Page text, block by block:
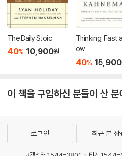
The Daily Stoic
40% 10,900원
Thinking, Fast
ow
40% 15,900
이 책을 구입하신 분들이 산 분
로그인 최근 본 상